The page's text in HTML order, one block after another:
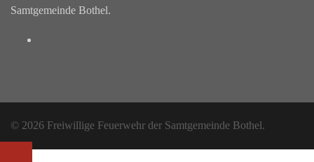
Samtgemeinde Bothel.
© 2026 Freiwillige Feuerwehr der Samtgemeinde Bothel.